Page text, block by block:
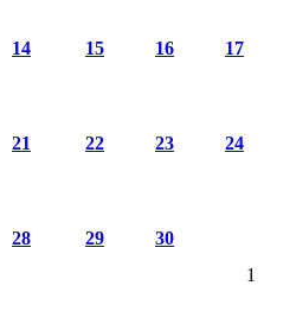
14 15 16 17
21 22 23 24
28 29
30
1